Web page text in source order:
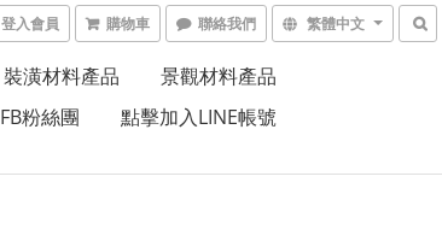
登入會員 購物車 聯絡我們 繁體中文
裝潢材料產品
景觀材料產品
FB粉絲團 點擊加入LINE帳號